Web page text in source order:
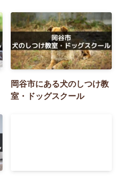
岡谷市にある犬のしつけ教
室・ドッグスクール